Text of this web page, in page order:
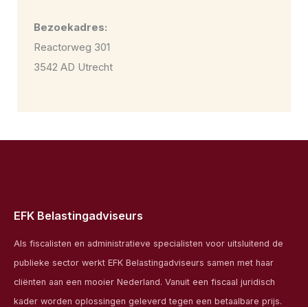
Bezoekadres:
Reactorweg 301
3542 AD Utrecht
EFK Belastingadviseurs
Als fiscalisten en administratieve specialisten voor uitsluitend de
publieke sector werkt EFK Belastingadviseurs samen met haar
cliënten aan een mooier Nederland. Vanuit een fiscaal juridisch
kader worden oplossingen geleverd tegen een betaalbare prijs.